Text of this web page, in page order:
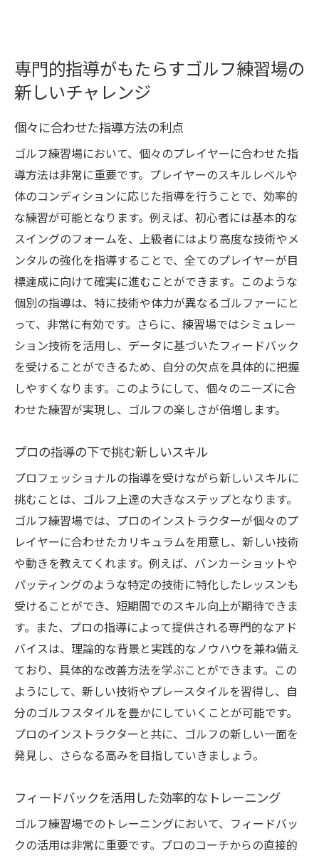
専門的指導がもたらすゴルフ練習場の
新しいチャレンジ
個々に合わせた指導方法の利点
ゴルフ練習場において、個々のプレイヤーに合わせた指
導方法は非常に重要です。プレイヤーのスキルレベルや
体のコンディションに応じた指導を行うことで、効率的
な練習が可能となります。例えば、初心者には基本的な
スイングのフォームを、上級者にはより高度な技術やメ
ンタルの強化を指導することで、全てのプレイヤーが目
標達成に向けて確実に進むことができます。このような
個別の指導は、特に技術や体力が異なるゴルファーにと
って、非常に有効です。さらに、練習場ではシミュレー
ション技術を活用し、データに基づいたフィードバック
を受けることができるため、自分の欠点を具体的に把握
しやすくなります。このようにして、個々のニーズに合
わせた練習が実現し、ゴルフの楽しさが倍増します。
プロの指導の下で挑む新しいスキル
プロフェッショナルの指導を受けながら新しいスキルに
挑むことは、ゴルフ上達の大きなステップとなります。
ゴルフ練習場では、プロのインストラクターが個々のプ
レイヤーに合わせたカリキュラムを用意し、新しい技術
や動きを教えてくれます。例えば、バンカーショットや
パッティングのような特定の技術に特化したレッスンも
受けることができ、短期間でのスキル向上が期待できま
す。また、プロの指導によって提供される専門的なアド
バイスは、理論的な背景と実践的なノウハウを兼ね備え
ており、具体的な改善方法を学ぶことができます。この
ようにして、新しい技術やプレースタイルを習得し、自
分のゴルフスタイルを豊かにしていくことが可能です。
プロのインストラクターと共に、ゴルフの新しい一面を
発見し、さらなる高みを目指していきましょう。
フィードバックを活用した効率的なトレーニング
ゴルフ練習場でのトレーニングにおいて、フィードバッ
クの活用は非常に重要です。プロのコーチからの直接的